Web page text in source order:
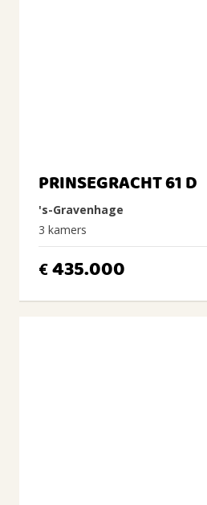
PRINSEGRACHT 61 D
's-Gravenhage
3 kamers
€435.000